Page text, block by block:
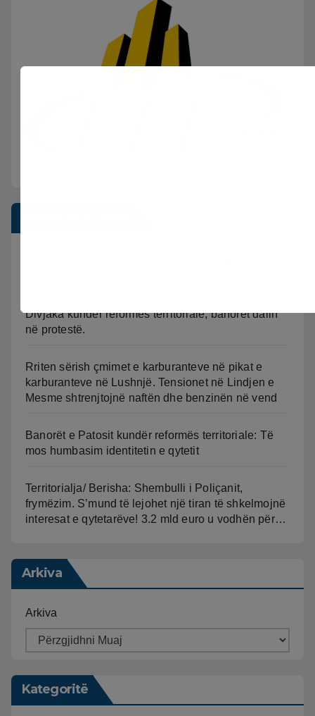
Divjaka kundër reformës territoriale, banorët dalin
në protestë.
Rriten sërish çmimet e karburanteve në pikat e
karburanteve në Lushnjë. Tensionet në Lindjen e
Mesme shtrenjtojnë naftën dhe benzinën në vend
Banorët e Patosit kundër reformës territoriale: Të
mos humbasim identitetin e qytetit
Territorialja/ Berisha: Shembulli i Poliçanit,
frymëzim. S’mund të lejohet një tiran të shkelmojnë
interesat e qytetarëve! 3.2 mld euro u vodhën për…
Arkiva
Arkiva
Kategoritë